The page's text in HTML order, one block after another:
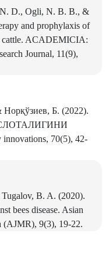
D., Ogli, N. В. В., &
and prophylaxis of
cattle. ACADEMICIA:
Journal, 11(9),
Б. (2022).
70(5), 42-
B. A. (2020).
bees disease. Asian
(AJMR), 9(3), 19-22.